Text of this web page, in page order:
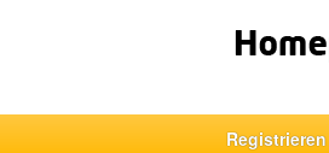
Registrieren